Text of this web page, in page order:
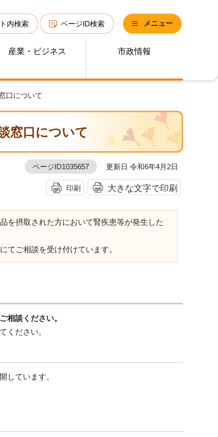
内検索 ページID検索 メニュー
産業・ビジネス 市政情報
口について
窓口について
ページID1035657 更新日 令和6年4月2日
印刷 大きな文字で印刷
を摂取された方において腎疾患等が発生した
ご相談を受け付けています。
相談ください。
ください。
しています。